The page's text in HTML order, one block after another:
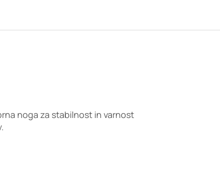
noga za stabilnost in varnost